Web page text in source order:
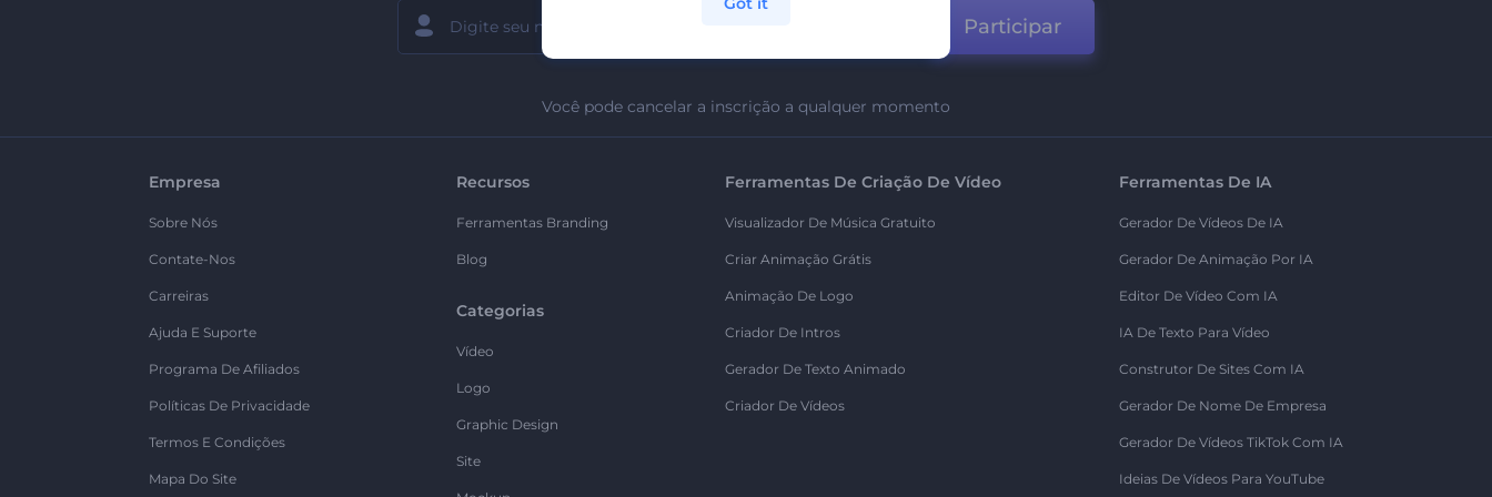
Participar
Você pode cancelar a inscrição a qualquer momento
Empresa
Sobre Nós
Contate-Nos
Carreiras
Ajuda E Suporte
Programa De Afiliados
Políticas De Privacidade
Termos E Condições
Mapa Do Site
Recursos
Ferramentas Branding
Blog
Categorias
Vídeo
Logo
Graphic Design
Site
Ferramentas De Criação De Vídeo
Visualizador De Música Gratuito
Criar Animação Grátis
Animação De Logo
Criador De Intros
Gerador De Texto Animado
Criador De Vídeos
Ferramentas De IA
Gerador De Vídeos De IA
Gerador De Animação Por IA
Editor De Vídeo Com IA
IA De Texto Para Vídeo
Construtor De Sites Com IA
Gerador De Nome De Empresa
Gerador De Vídeos TikTok Com IA
Ideias De Vídeos Para YouTube